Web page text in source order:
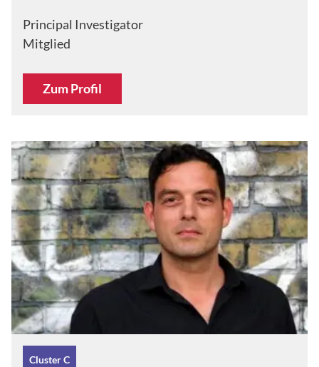
Principal Investigator
Mitglied
Zum Profil
Cluster C